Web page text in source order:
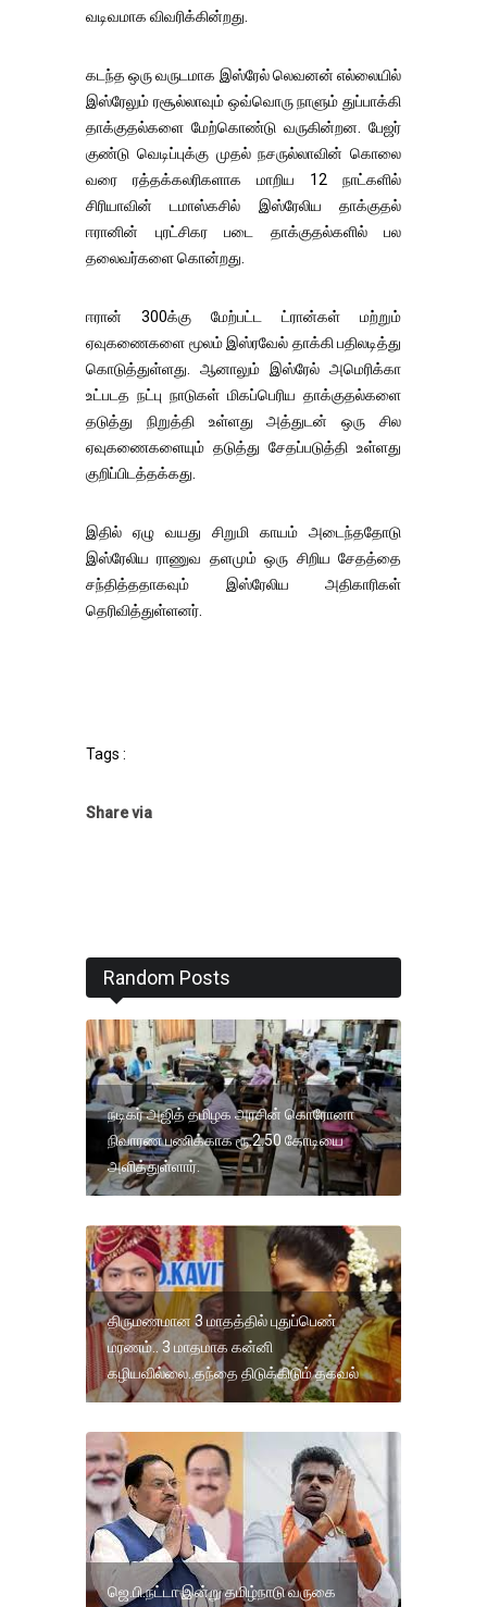
வடிவமாக விவரிக்கின்றது.
கடந்த ஒரு வருடமாக இஸ்ரேல் லெவனன் எல்லையில்
இஸ்ரேலும் ரசூல்லாவும் ஒவ்வொரு நாளும் துப்பாக்கி
தாக்குதல்களை மேற்கொண்டு வருகின்றன. பேஜர்
குண்டு வெடிப்புக்கு முதல் நசருல்லாவின் கொலை
வரை ரத்தக்கலரிகளாக மாறிய 12 நாட்களில்
சிரியாவின் டமாஸ்கசில் இஸ்ரேலிய தாக்குதல்
ஈரானின் புரட்சிகர படை தாக்குதல்களில் பல
தலைவர்களை கொன்றது.
ஈரான் 300க்கு மேற்பட்ட ட்ரான்கள் மற்றும்
ஏவுகணைகளை மூலம் இஸ்ரவேல் தாக்கி பதிலடித்து
கொடுத்துள்ளது. ஆனாலும் இஸ்ரேல் அமெரிக்கா
உட்படத நட்பு நாடுகள் மிகப்பெரிய தாக்குதல்களை
தடுத்து நிறுத்தி உள்ளது அத்துடன் ஒரு சில
ஏவுகணைகளையும் தடுத்து சேதப்படுத்தி உள்ளது
குறிப்பிடத்தக்கது.
இதில் ஏழு வயது சிறுமி காயம் அடைந்ததோடு
இஸ்ரேலிய ராணுவ தளமும் ஒரு சிறிய சேதத்தை
சந்தித்ததாகவும் இஸ்ரேலிய அதிகாரிகள்
தெரிவித்துள்ளனர்.
Tags :
Share via
Random Posts
நடிகர் அஜித் தமிழக அரசின் கொரோனா
நிவாரண பணிக்காக ரூ.2.50 கோடியை
அளித்துள்ளார்.
திருமணமான 3 மாதத்தில் புதுப்பெண்
மரணம்.. 3 மாதமாக கன்னி
கழியவில்லை..தந்தை திடுக்கிடும் தகவல்
ஜெ.பி.நட்டா இன்று தமிழ்நாடு வருகை